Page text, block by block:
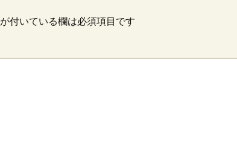
が付いている欄は必須項目です